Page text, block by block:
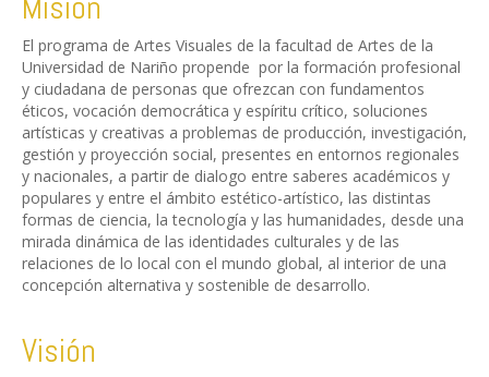
El programa de Artes Visuales de la facultad de Artes de la
Universidad de Nariño propende por la formación profesional
y ciudadana de personas que ofrezcan con fundamentos
éticos, vocación democrática y espíritu crítico, soluciones
artísticas y creativas a problemas de producción, investigación,
gestión y proyección social, presentes en entornos regionales
y nacionales, a partir de dialogo entre saberes académicos y
populares y entre el ámbito estético-artístico, las distintas
formas de ciencia, la tecnología y las humanidades, desde una
mirada dinámica de las identidades culturales y de las
relaciones de lo local con el mundo global, al interior de una
concepción alternativa y sostenible de desarrollo.
Visión